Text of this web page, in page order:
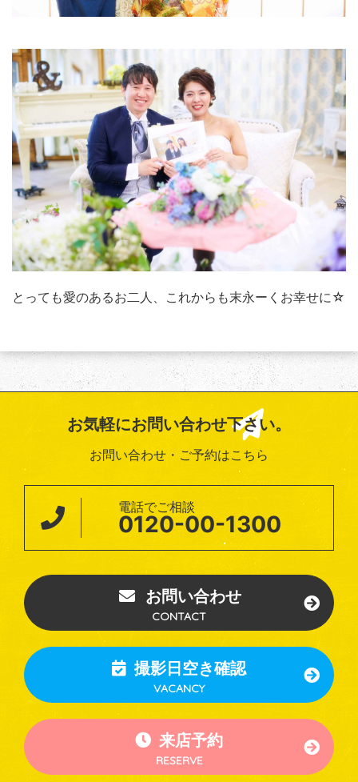
とっても愛のあるお二人、これからも末永ーくお幸せに☆
お気軽にお問い合わせ下さい。
お問い合わせ・ご予約はこちら
電話でご相談
0120-00-1300
お問い合わせ
CONTACT
撮影日空き確認
VACANCY
来店予約
RESERVE